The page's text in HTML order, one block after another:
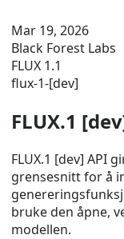
Mar 19, 2026
Black Forest Labs
FLUX 1.1
flux-1-[dev]
FLUX.1
FLUX.1 [dev] API
grensesnitt for å
bruke den åpne,
modellen.